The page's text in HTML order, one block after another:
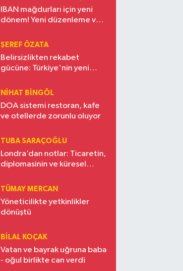
IBAN mağdurları için yeni
dönem! Yeni düzenleme ve
ŞEREF ÖZATA
Belirsizlikten rekabet
gücüne: Türkiye'nin yeni
NIHAT BINGÖL
DOA sistemi restoran, kafe
ve otellerde zorunlu oluyor
TUBA SARAÇOĞLU
Londra’dan notlar: Ticaretin,
diplomasinin ve küresel
Türkiye’nin yükselen gücü
TÜMAY MERCAN
Yöneticilikte yetkinlikler
dönüştü
BILAL KOÇAK
Vatan ve bayrak uğruna baba
- oğul birlikte can verdi